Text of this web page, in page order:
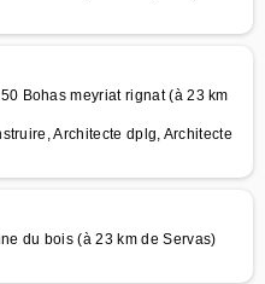
Bohas meyriat rignat (à 23 km
Architecte dplg, Architecte
du bois (à 23 km de Servas)